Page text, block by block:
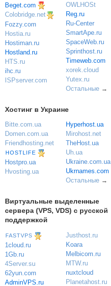
Beget.com
Colobridge.net
Fozzy.com
Hostia.ru
Hostiman.ru
Hostland.ru
HTS.ru
ihc.ru
ISPserver.com
OWLHOSt
Reg.ru
Ru-Center
SmartApe.ru
SpaceWeb.ru
Sprinthost.ru
Timeweb.com
xorek.cloud
Yutex.ru
Остальные→
Хостинг в Украине
Bitte.com.ua
Domen.com.ua
Friendhosting.net
HOSTLIFE
Hostpro.ua
Hvosting.ua
Hyperhost.ua
Mirohost.net
TheHost.ua
Uh.ua
Ukraine.com.ua
Ukrnames.com
Остальные→
Виртуальные выделенные
сервера (VPS, VDS) с русской
поддержкой
FASTVPS
1cloud.ru
1Gb.ru
4Server.su
62yun.com
AdminVPS.ru
Justhost.ru
Koara
Melbicom.ru
MTW.ru
nuxtcloud
Planetahost.ru